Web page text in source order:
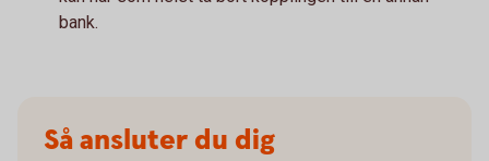
bank.
Så ansluter du dig